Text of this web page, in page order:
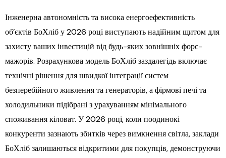
Інженерна автономність та висока енергоефективність
об’єктів БоХліб у 2026 році виступають надійним щитом для
захисту ваших інвестицій від будь-яких зовнішніх форс-
мажорів. Розрахункова модель БоХліб заздалегідь включає
технічні рішення для швидкої інтеграції систем
безперебійного живлення та генераторів, а фірмові печі та
холодильники підібрані з урахуванням мінімального
споживання кіловат. У 2026 році, коли поодинокі
конкуренти зазнають збитків через вимкнення світла, заклади
БоХліб залишаються відкритими для покупців, демонструючи